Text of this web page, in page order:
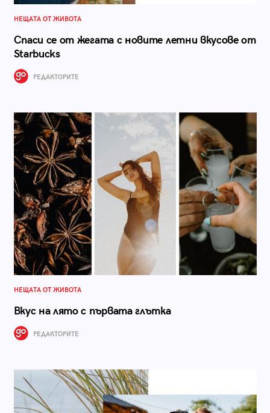
НЕЩАТА ОТ ЖИВОТА
Спаси се от жегата с новите летни вкусове от
Starbucks
РЕДАКТОРИТЕ
НЕЩАТА ОТ ЖИВОТА
Вкус на лято с първата глътка
РЕДАКТОРИТЕ